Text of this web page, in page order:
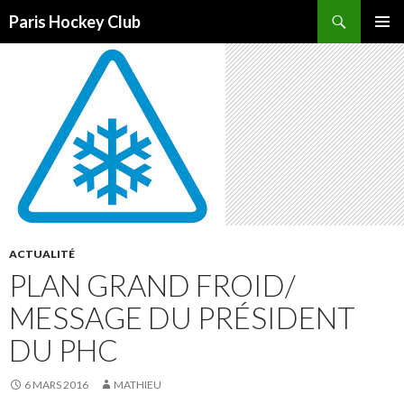
Paris Hockey Club
MENU
ACTUALITÉ
PLAN GRAND FROID/
MESSAGE DU PRÉSIDENT
DU PHC
6 MARS 2016 MATHIEU